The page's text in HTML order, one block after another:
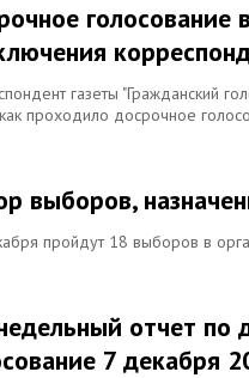
голосование
газеты "Гражданский
проходило досрочное
выборов,
пройдут 18 выборов в
отчет по
7 декабря